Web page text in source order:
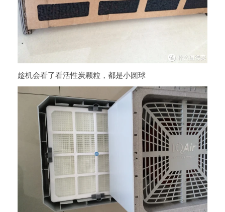
趁机会看了看活性炭颗粒，都是小圆球